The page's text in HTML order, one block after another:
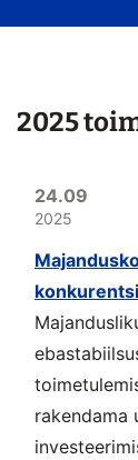
2025
24.09
2025
rakendama